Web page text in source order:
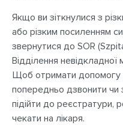
Якщо ви зіткнулися з
або різким посиленням
звернутися до SOR
Відділення невідкладної
Щоб отримати допомогу
попередньо дзвонити чи
підійти до реєстратури,
чекати на лікаря.